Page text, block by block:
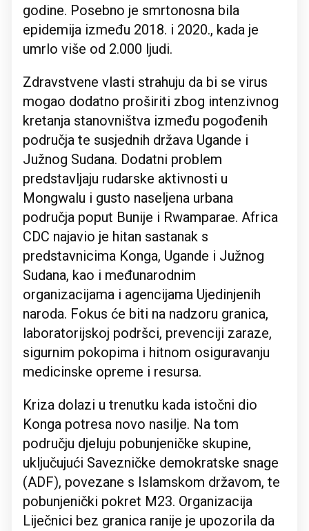
godine. Posebno je smrtonosna bila
epidemija između 2018. i 2020., kada je
umrlo više od 2.000 ljudi.
Zdravstvene vlasti strahuju da bi se virus
mogao dodatno proširiti zbog intenzivnog
kretanja stanovništva između pogođenih
područja te susjednih država Ugande i
Južnog Sudana. Dodatni problem
predstavljaju rudarske aktivnosti u
Mongwalu i gusto naseljena urbana
područja poput Bunije i Rwamparae. Africa
CDC najavio je hitan sastanak s
predstavnicima Konga, Ugande i Južnog
Sudana, kao i međunarodnim
organizacijama i agencijama Ujedinjenih
naroda. Fokus će biti na nadzoru granica,
laboratorijskoj podršci, prevenciji zaraze,
sigurnim pokopima i hitnom osiguravanju
medicinske opreme i resursa.
Kriza dolazi u trenutku kada istočni dio
Konga potresa novo nasilje. Na tom
području djeluju pobunjeničke skupine,
uključujući Savezničke demokratske snage
(ADF), povezane s Islamskom državom, te
pobunjenički pokret M23. Organizacija
Liječnici bez granica ranije je upozorila da